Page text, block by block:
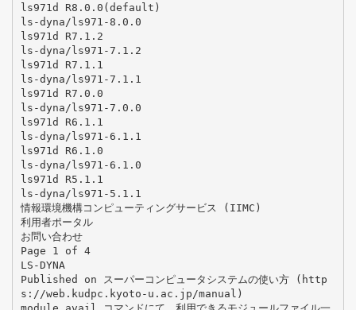
ls971d R8.0.0(default)
ls-dyna/ls971-8.0.0
ls971d R7.1.2
ls-dyna/ls971-7.1.2
ls971d R7.1.1
ls-dyna/ls971-7.1.1
ls971d R7.0.0
ls-dyna/ls971-7.0.0
ls971d R6.1.1
ls-dyna/ls971-6.1.1
ls971d R6.1.0
ls-dyna/ls971-6.1.0
ls971d R5.1.1
ls-dyna/ls971-5.1.1
情報環境機構コンピューティングサービス (IIMC)
利用者ポータル
お問い合わせ
Page 1 of 4
LS-DYNA
Published on スーパーコンピュータシステムの使い方 (http
s://web.kudpc.kyoto-u.ac.jp/manual)
module avail コマンドにて，利用できるモジュールファイル一